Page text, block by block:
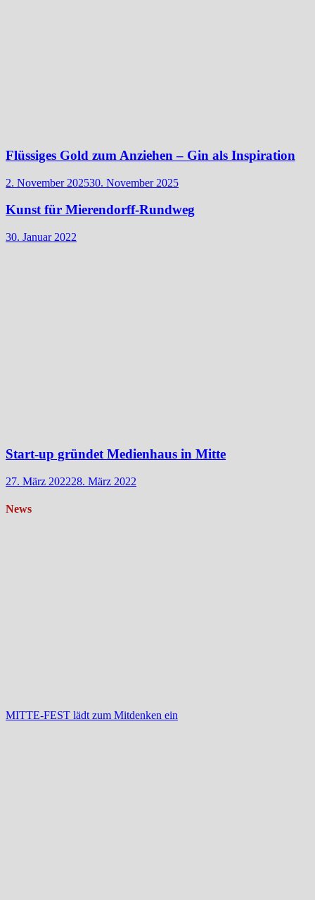
Flüssiges Gold zum Anziehen – Gin als Inspiration
2. November 202530. November 2025
Kunst für Mierendorff-Rundweg
30. Januar 2022
Start-up gründet Medienhaus in Mitte
27. März 202228. März 2022
News
MITTE-FEST lädt zum Mitdenken ein